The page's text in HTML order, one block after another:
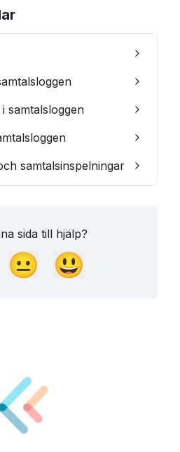
samtalsloggen
samtalsinspelningar
sida till hjälp?
😐 😃